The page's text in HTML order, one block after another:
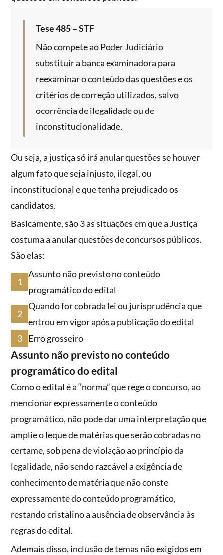
Tese 485 – STF
Não compete ao Poder Judiciário
substituir a banca examinadora para
reexaminar o conteúdo das questões e os
critérios de correção utilizados, salvo
ocorrência de ilegalidade ou de
inconstitucionalidade.
Ou seja, a justiça só irá anular questões se houver
algum fato que seja injusto, ilegal, ou
inconstitucional e que tenha prejudicado os
candidatos.
Basicamente, são 3 as situações em que a Justiça
costuma a anular questões de concursos públicos.
São elas:
Assunto não previsto no conteúdo
programático do edital
Quando for cobrada lei ou jurisprudência que
entrou em vigor após a publicação do edital
Erro grosseiro
Assunto não previsto no conteúdo
programático do edital
Como o edital é a “norma” que rege o concurso, ao
mencionar expressamente o conteúdo
programático, não pode dar uma interpretação que
amplie o leque de matérias que serão cobradas no
certame, sob pena de violação ao princípio da
legalidade, não sendo razoável a exigência de
conhecimento de matéria que não conste
expressamente do conteúdo programático,
restando cristalino a ausência de observância às
regras do edital.
Ademais disso, inclusão de temas não exigidos em